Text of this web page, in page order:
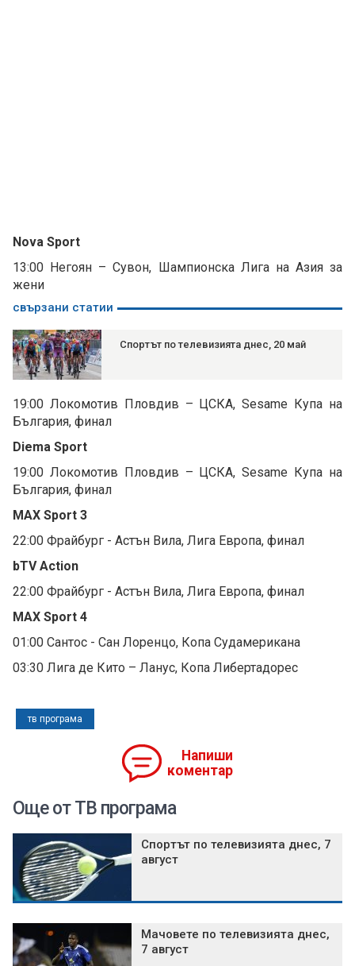
Nova Sport
13:00 Негоян – Сувон, Шампионска Лига на Азия за
жени
свързани статии
Спортът по телевизията днес, 20 май
19:00 Локомотив Пловдив – ЦСКА, Sesame Купа на
България, финал
Diema Sport
19:00 Локомотив Пловдив – ЦСКА, Sesame Купа на
България, финал
MAX Sport 3
22:00 Фрайбург - Астън Вила, Лига Европа, финал
bTV Action
22:00 Фрайбург - Астън Вила, Лига Европа, финал
MAX Sport 4
01:00 Сантос - Сан Лоренцо, Копа Судамерикана
03:30 Лига де Кито – Ланус, Копа Либертадорес
тв програма
Напиши
коментар
Още от ТВ програма
Спортът по телевизията днес, 7
август
Мачовете по телевизията днес,
7 август